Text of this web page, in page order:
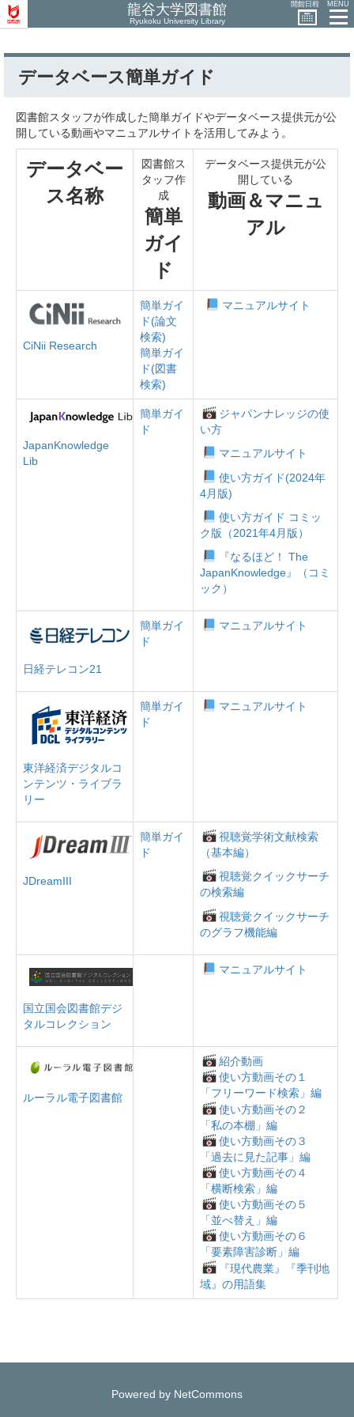
龍谷大学図書館
Ryukoku University Library
開館日程 MENU
データベース簡単ガイド
図書館スタッフが作成した簡単ガイドやデータベース提供元が公
開している動画やマニュアルサイトを活用してみよう。
データベー
ス名称
図書館ス
タッフ作
成
簡単
ガイ
ド
データベース提供元が公
開している
動画＆マニュ
アル
CiNii Research
簡単ガイ
ド(論文
検索)
簡単ガイ
ド(図書
検索)
マニュアルサイト
JapanKnowledge
Lib
簡単ガイ
ド
ジャパンナレッジの使
い方
マニュアルサイト
使い方ガイド(2024年
4月版)
使い方ガイド コミッ
ク版（2021年4月版）
『なるほど！ The
JapanKnowledge』（コミ
ック）
日経テレコン21
簡単ガイ
ド
マニュアルサイト
東洋経済デジタルコ
ンテンツ・ライブラ
リー
簡単ガイ
ド
マニュアルサイト
JDreamIII
簡単ガイ
ド
視聴覚学術文献検索
（基本編）
視聴覚クイックサーチ
の検索編
視聴覚クイックサーチ
のグラフ機能編
国立国会図書館デジ
タルコレクション
マニュアルサイト
ルーラル電子図書館
紹介動画
使い方動画その１
「フリーワード検索」編
使い方動画その２
「私の本棚」編
使い方動画その３
「過去に見た記事」編
使い方動画その４
「横断検索」編
使い方動画その５
「並べ替え」編
使い方動画その６
「要素障害診断」編
『現代農業』『季刊地
域』の用語集
Powered by NetCommons